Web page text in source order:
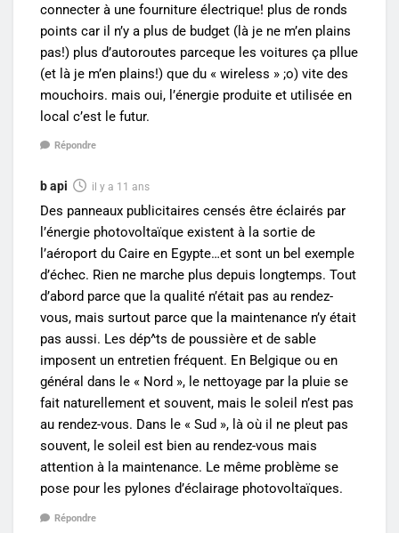
connecter à une fourniture électrique! plus de ronds
points car il n’y a plus de budget (là je ne m’en plains
pas!) plus d’autoroutes parceque les voitures ça pllue
(et là je m’en plains!) que du « wireless » ;o) vite des
mouchoirs. mais oui, l’énergie produite et utilisée en
local c’est le futur.
Répondre
b api il y a 11 ans
Des panneaux publicitaires censés être éclairés par
l’énergie photovoltaïque existent à la sortie de
l’aéroport du Caire en Egypte…et sont un bel exemple
d’échec. Rien ne marche plus depuis longtemps. Tout
d’abord parce que la qualité n’était pas au rendez-
vous, mais surtout parce que la maintenance n’y était
pas aussi. Les dép^ts de poussière et de sable
imposent un entretien fréquent. En Belgique ou en
général dans le « Nord », le nettoyage par la pluie se
fait naturellement et souvent, mais le soleil n’est pas
au rendez-vous. Dans le « Sud », là où il ne pleut pas
souvent, le soleil est bien au rendez-vous mais
attention à la maintenance. Le même problème se
pose pour les pylones d’éclairage photovoltaïques.
Répondre